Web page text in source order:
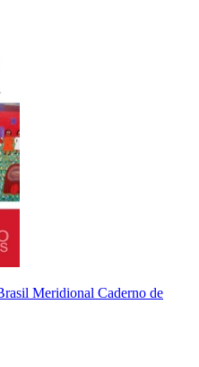
Meridional Caderno de